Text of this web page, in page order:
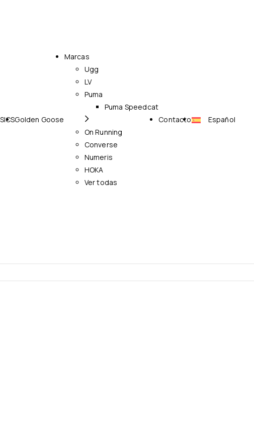
Golden Goose
Marcas
Ugg
LV
Puma
Puma Speedcat
On Running
Converse
Numeris
HOKA
Ver todas
Contacto Español